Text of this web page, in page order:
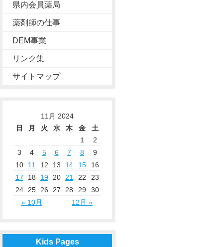
県内会員薬局
薬剤師の仕事
DEM事業
リンク集
サイトマップ
11月 2024
日
月 火 水 木 金
土
1
2
3
4 5 6 7 8
9
10
11 12 13 14 15
16
17
18 19 20 21 22
23
24
25 26 27 28 29
30
« 10月
12月 »
Kids Pages